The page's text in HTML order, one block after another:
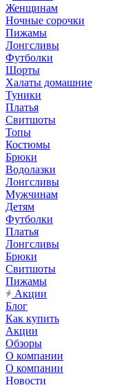
Женщинам
Ночные сорочки
Пижамы
Лонгсливы
Футболки
Шорты
Халаты домашние
Туники
Платья
Свитшоты
Топы
Костюмы
Брюки
Водолазки
Лонгсливы
Мужчинам
Детям
Футболки
Платья
Лонгсливы
Брюки
Свитшоты
Пижамы
Акции
Блог
Как купить
Акции
Обзоры
О компании
О компании
Новости